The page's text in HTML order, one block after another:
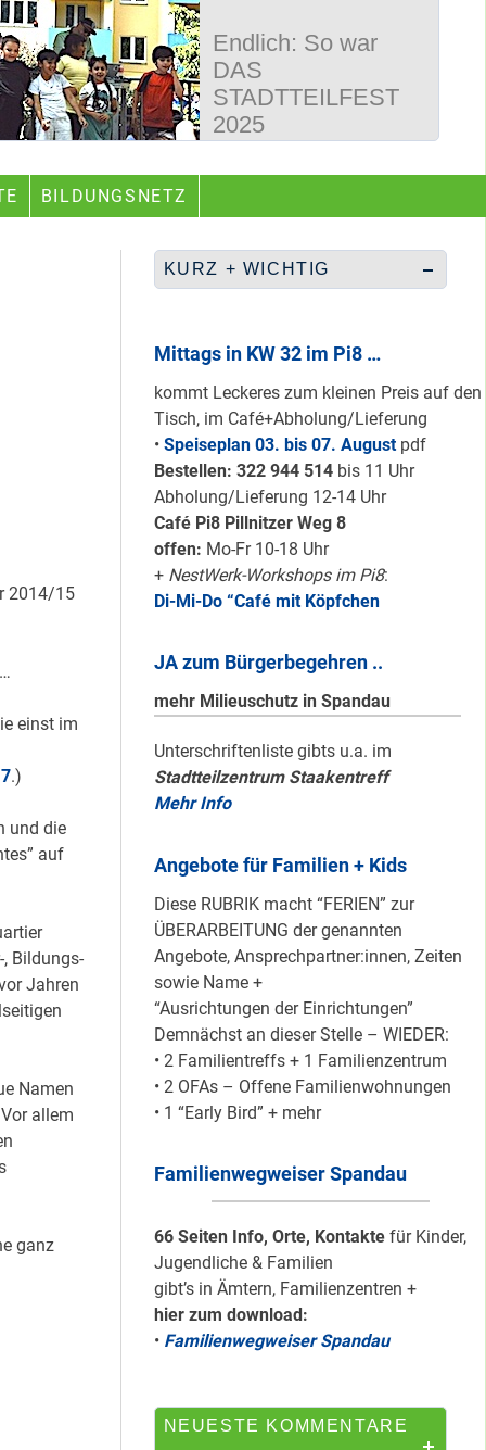
BILDUNGSNETZ
2014/15
einst im
.)
und die
auf
Bildungs-
Jahren
Namen
allem
ganz
KURZ + WICHTIG
Mittags in KW 32 im Pi8 …
kommt Leckeres zum kleinen Preis auf den
Tisch, im Café+Abholung/Lieferung
• Speiseplan 03. bis 07. August pdf
Bestellen: 322 944 514bis 11 Uhr
Abholung/Lieferung 12-14 Uhr
Café Pi8 Pillnitzer Weg 8
offen: Mo-Fr 10-18 Uhr
+ NestWerk-Workshops im Pi8:
Di-Mi-Do “Café mit Köpfchen
JA zum Bürgerbegehren ..
mehr Milieuschutz in Spandau
Unterschriftenliste gibts u.a. im
Stadtteilzentrum Staakentreff
Mehr Info
Angebote für Familien + Kids
Diese RUBRIK macht “FERIEN” zur
ÜBERARBEITUNG der genannten
Angebote, Ansprechpartner:innen, Zeiten
sowie Name +
“Ausrichtungen der Einrichtungen”
Demnächst an dieser Stelle – WIEDER:
• 2 Familientreffs + 1 Familienzentrum
• 2 OFAs – Offene Familienwohnungen
• 1 “Early Bird” + mehr
Familienwegweiser Spandau
66 Seiten Info, Orte, Kontakte für Kinder,
Jugendliche & Familien
gibt’s in Ämtern, Familienzentren +
hier zum download:
• Familienwegweiser Spandau
NEUESTE KOMMENTARE
Endlich: So war
DAS
STADTTEILFEST
2025
Wegbereiter &
geht & sich
ABSCHAFFEN!
Nur grüne & gelbe
Karten für den
neuen Quartiersrat
2023-25 …
Ein echtes “PLUS”
Nord …
Staaken: Immer
schön sauber
halten!
Neuer Look für’s
#Nachbarschaftmachen
Mit dem
“Redemobil” im
Kiez unterwegs …
Lokale Register-
Anlaufstelle in
Staaken
Silber für
Bildungsnetz